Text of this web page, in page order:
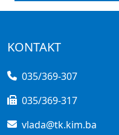
KONTAKT
035/369-307
035/369-317
vlada@tk.kim.ba